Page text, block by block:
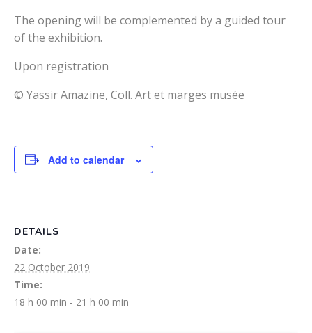
The opening will be complemented by a guided tour
of the exhibition.
Upon registration
© Yassir Amazine, Coll. Art et marges musée
Add to calendar
DETAILS
Date:
22 October 2019
Time:
18 h 00 min - 21 h 00 min